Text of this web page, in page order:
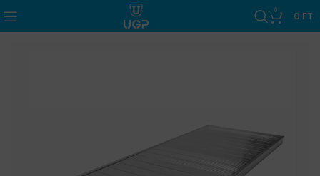
0 0 FT